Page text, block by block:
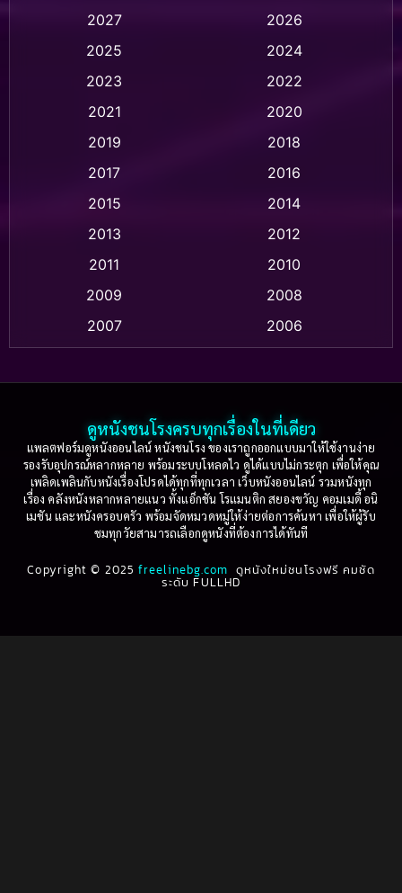
Animation การ์ตูน (28)
Animation แอนิเมชัน (1)
Animation แอนิเมชั่น (1)
Based on a True Story เรื่องจริง(36)
Based on Novel(16)
Betrayal(1)
Biography(3)
Biography ชีวประวัติ (61)
2027
2026
2025
2024
2023
2022
2021
2020
2019
2018
2017
2016
2015
2014
2013
2012
2011
2010
2009
2008
2007
2006
2003
2002
2001
2000
1999
1998
1997
1996
1995
1994
1993
1992
1991
1990
1987
1986
ดูหนังชนโรงครบทุกเรื่องในที่เดียว
แพลตฟอร์มดูหนังออนไลน์ หนังชนโรง ของเราถูกออกแบบมาให้ใช้งานง่าย
รองรับอุปกรณ์หลากหลาย พร้อมระบบโหลดไว ดูได้แบบไม่กระตุก เพื่อให้คุณ
เพลิดเพลินกับหนังเรื่องโปรดได้ทุกที่ทุกเวลา เว็บหนังออนไลน์ รวมหนังทุก
เรื่อง คลังหนังหลากหลายแนว ทั้งแอ็กชัน โรแมนติก สยองขวัญ คอมเมดี้ อนิ
เมชัน และหนังครอบครัว พร้อมจัดหมวดหมู่ให้ง่ายต่อการค้นหา เพื่อให้ผู้รับ
ชมทุกวัยสามารถเลือกดูหนังที่ต้องการได้ทันที
Copyright © 2025freelinebg.com ดูหนังใหม่ชนโรงฟรี คมชัด
ระดับ FULLHD